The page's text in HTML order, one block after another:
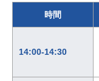
時間
14:00-14:30